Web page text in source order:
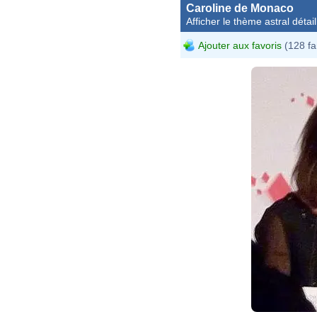
Caroline de Monaco
Afficher le thème astral
Ajouter aux favoris (128